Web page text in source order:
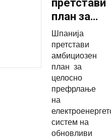
претстави
план за
на
систем
Шпанија
претстави
амбициозен
план за
целосно
префрлање
на
систем на
обновливи